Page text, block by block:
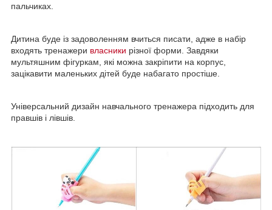
пальчиках.
Дитина буде із задоволенням вчиться писати, адже в набір
входять тренажери власники різної форми. Завдяки
мультяшним фігуркам, які можна закріпити на корпус,
зацікавити маленьких дітей буде набагато простіше.
Універсальний дизайн навчального тренажера підходить для
правшів і лівшів.